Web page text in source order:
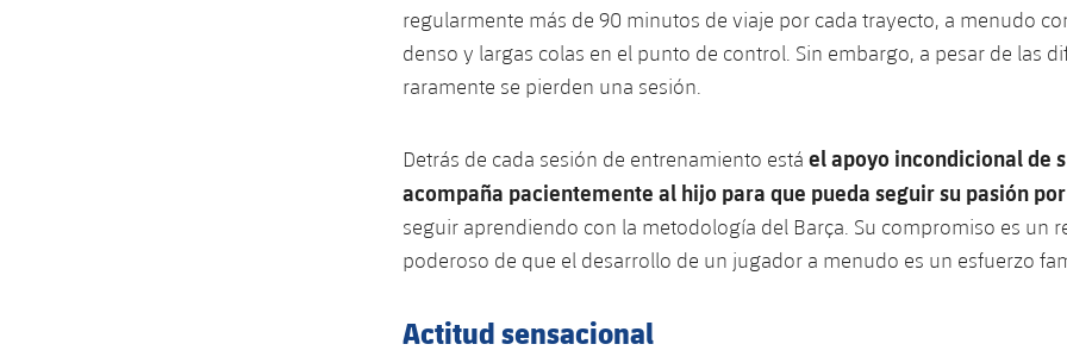
regularmente más de 90 minutos de viaje por cada trayecto, a menudo
denso y largas colas en el punto de control. Sin embargo, a pesar de las
raramente se pierden una sesión.
Detrás de cada sesión de entrenamiento está el apoyo incondicional de
acompaña pacientemente al hijo para que pueda seguir su pasión
seguir aprendiendo con la metodología del Barça. Su compromiso es un
poderoso de que el desarrollo de un jugador a menudo es un esfuerzo
Actitud sensacional